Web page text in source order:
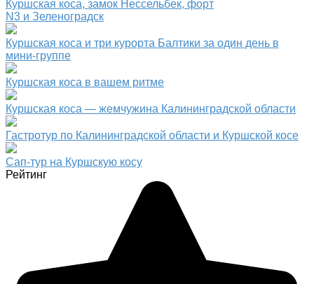
Куршская коса, замок Нессельбек, форт
N3 и Зеленоградск
Куршская коса и три курорта Балтики за один день в
мини-группе
Куршская коса в вашем ритме
Куршская коса — жемчужина Калининградской области
Гастротур по Калининградской области и Куршской косе
Сап-тур на Куршскую косу
Рейтинг